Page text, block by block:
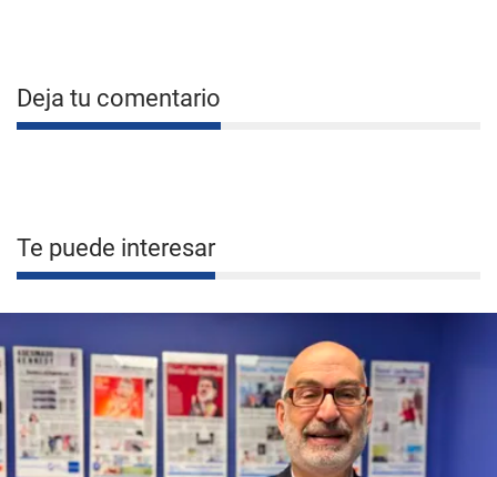
Deja tu comentario
Te puede interesar